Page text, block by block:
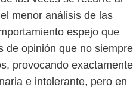
menor análisis de las
espejo que
de opinión que no siempre
provocando exactamente
e intolerante, pero en